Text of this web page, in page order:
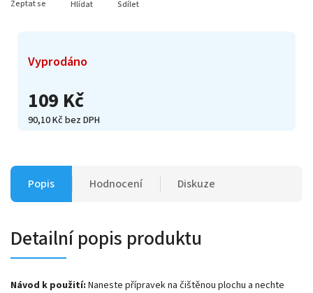
109 Kč
90,10 Kč bez DPH
Vyprodáno
Zeptat se Hlídat Sdílet
Popis Hodnocení Diskuze
Detailní popis produktu
Návod k použití: Naneste přípravek na čištěnou plochu a nechte